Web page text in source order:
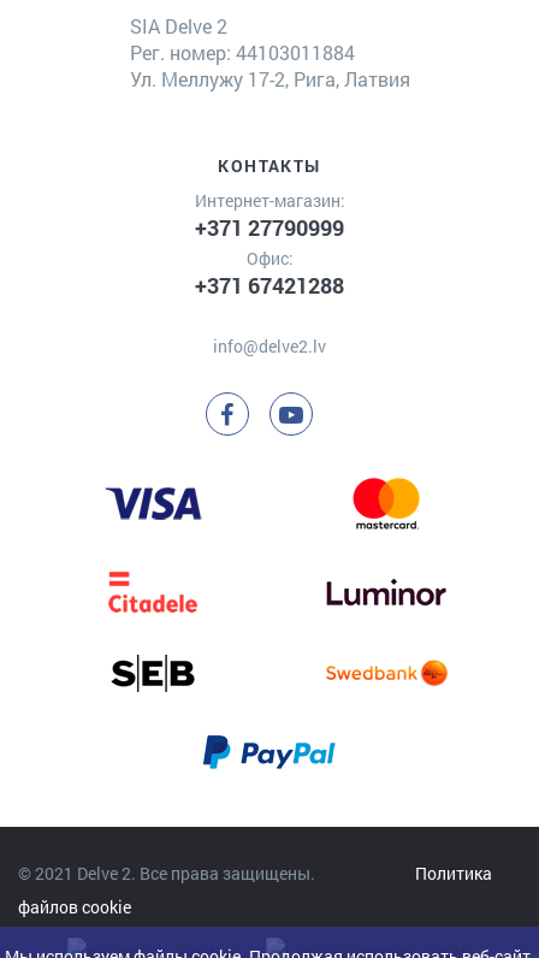
SIA Delve 2
Рег. номер: 44103011884
Ул. Меллужу 17-2, Рига, Латвия
КОНТАКТЫ
Интернет-магазин:
+371 27790999
Офис:
+371 67421288
info@delve2.lv
© 2021 Delve 2. Все права защищены.
Политика
файлов cookie